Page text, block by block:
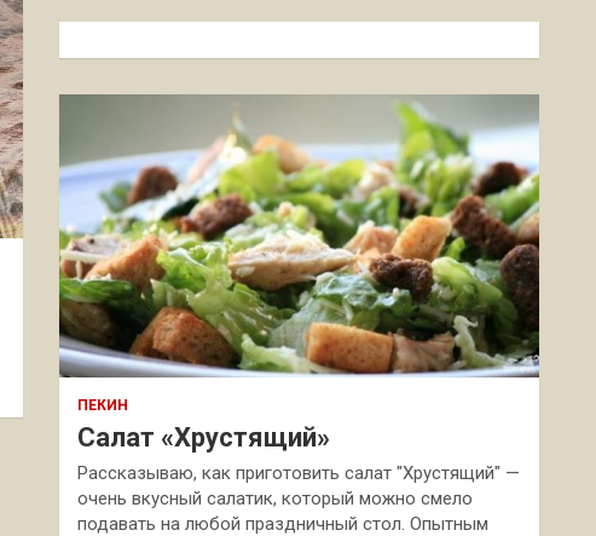
к
ПЕКИН
Салат «Хрустящий»
Рассказываю, как приготовить салат "Хрустящий" —
очень вкусный салатик, который можно смело
подавать на любой праздничный стол. Опытным